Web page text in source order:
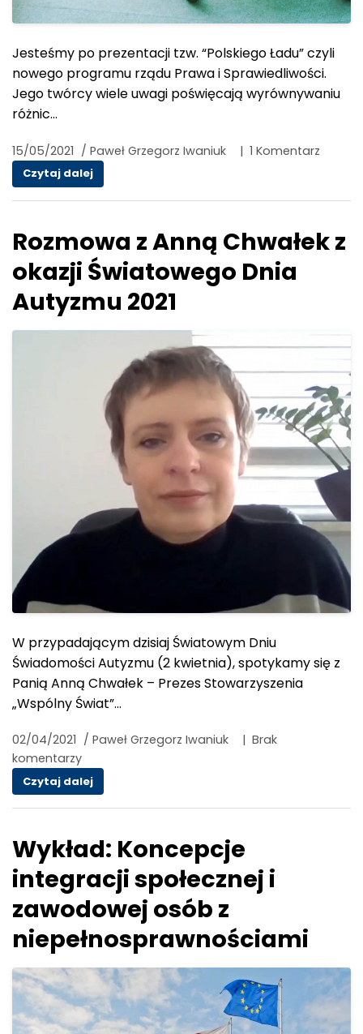
Jesteśmy po prezentacji tzw. “Polskiego Ładu” czyli
nowego programu rządu Prawa i Sprawiedliwości.
Jego twórcy wiele uwagi poświęcają wyrównywaniu
różnic…
15/05/2021 / Paweł Grzegorz Iwaniuk | 1 Komentarz
Czytaj dalejPorozmawiajmy o progach dochodowych dla
Rozmowa z Anną Chwałek z
okazji Światowego Dnia
Autyzmu 2021
W przypadającym dzisiaj Światowym Dniu
Świadomości Autyzmu (2 kwietnia), spotykamy się z
Panią Anną Chwałek – Prezes Stowarzyszenia
„Wspólny Świat”…
02/04/2021 / Paweł Grzegorz Iwaniuk | Brak
komentarzy
Czytaj dalejRozmowa z Anną Chwałek z okazji
Wykład: Koncepcje
integracji społecznej i
zawodowej osób z
niepełnosprawnościami